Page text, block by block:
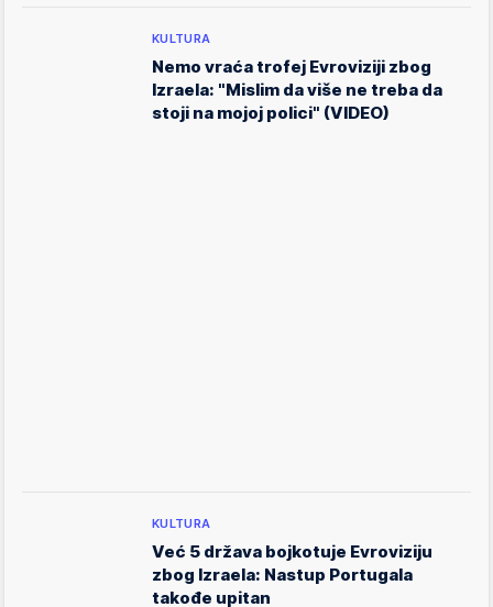
KULTURA
Nemo vraća trofej Evroviziji zbog
Izraela: "Mislim da više ne treba da
stoji na mojoj polici" (VIDEO)
KULTURA
Već 5 država bojkotuje Evroviziju
zbog Izraela: Nastup Portugala
takođe upitan